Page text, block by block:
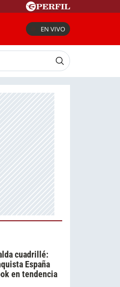
EN VIVO
cuadrillé:
España
en tendencia